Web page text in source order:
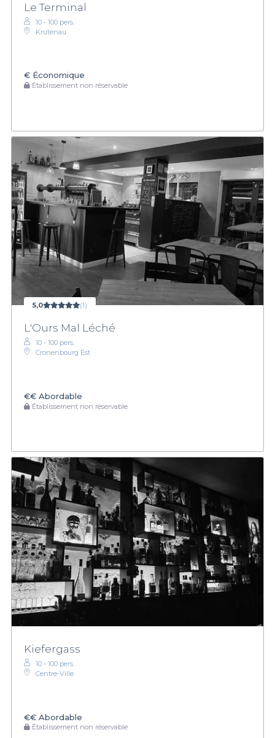
Le Terminal
10 - 100 pers.
Krutenau
€ Économique
Établissement non réservable
5,0 (1)
L'Ours Mal Léché
10 - 100 pers.
Cronenbourg Est
€€ Abordable
Établissement non réservable
Kiefergass
10 - 100 pers.
Centre-Ville
€€ Abordable
Établissement non réservable